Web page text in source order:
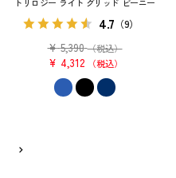
トリロジー ライト グリッド ビーニー
4.7 （9）
¥ 5,390 （税込）
¥ 4,312 税込